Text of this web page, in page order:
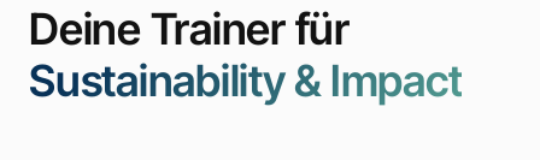
Deine Trainer für
Sustainability & Impact